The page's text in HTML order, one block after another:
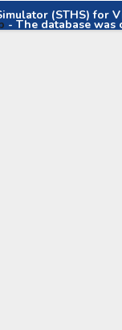
(STHS) for
- The database was